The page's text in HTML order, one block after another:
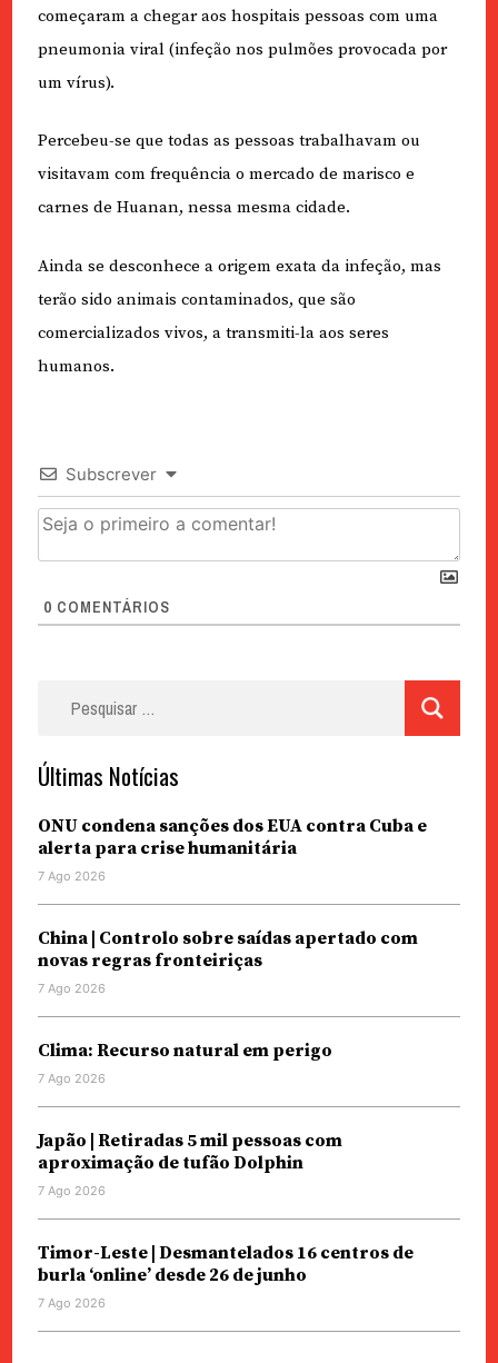
começaram a chegar aos hospitais pessoas com uma
pneumonia viral (infeção nos pulmões provocada por
um vírus).
Percebeu-se que todas as pessoas trabalhavam ou
visitavam com frequência o mercado de marisco e
carnes de Huanan, nessa mesma cidade.
Ainda se desconhece a origem exata da infeção, mas
terão sido animais contaminados, que são
comercializados vivos, a transmiti-la aos seres
humanos.
Subscrever
0 COMENTÁRIOS
Últimas Notícias
ONU condena sanções dos EUA contra Cuba e
alerta para crise humanitária
7 Ago 2026
China | Controlo sobre saídas apertado com
novas regras fronteiriças
7 Ago 2026
Clima: Recurso natural em perigo
7 Ago 2026
Japão | Retiradas 5 mil pessoas com
aproximação de tufão Dolphin
7 Ago 2026
Timor-Leste | Desmantelados 16 centros de
burla ‘online’ desde 26 de junho
7 Ago 2026